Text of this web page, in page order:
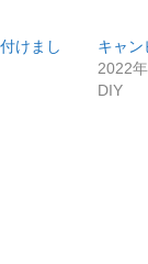
けまし
キャ
2022
DIY